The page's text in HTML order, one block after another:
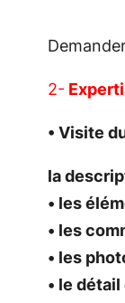
2-
• Visite
la
• les
• les
• les
• le